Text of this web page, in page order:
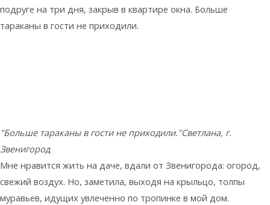
подруге на три дня, закрыв в квартире окна. Больше
тараканы в гости не приходили.
"Больше тараканы в гости не приходили."Светлана, г.
Звенигород
Мне нравится жить на даче, вдали от Звенигорода: огород,
свежий воздух. Но, заметила, выходя на крыльцо, толпы
муравьев, идущих увлеченно по тропинке в мой дом.